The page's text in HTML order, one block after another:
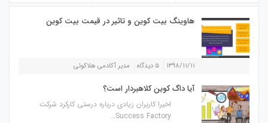
هاوینگ بیت کوین و تاثیر در قیمت بیت کوین
۱۳۹۸/۱۱/۱۱ ۵ دیدگاه مدیر آکادمی هلاکوئی
آیا داگ کوین کلاهبردار است؟
اخیرا کاربران زیادی درباره درستی کارکرد شرکت
Success Factory...